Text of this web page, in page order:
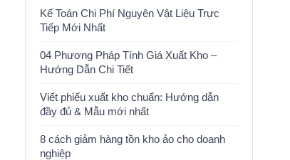
Kế Toán Chi Phí Nguyên Vật Liệu Trực
Tiếp Mới Nhất
04 Phương Pháp Tính Giá Xuất Kho –
Hướng Dẫn Chi Tiết
Viết phiếu xuất kho chuẩn: Hướng dẫn
đầy đủ & Mẫu mới nhất
8 cách giảm hàng tồn kho ảo cho doanh
nghiệp